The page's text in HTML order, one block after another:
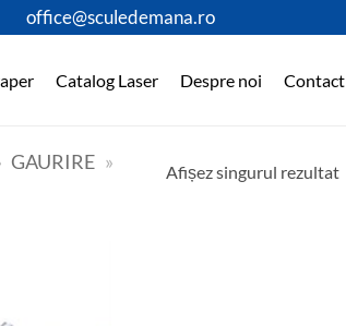
office@sculedemana.ro
Catalog Laser Despre noi Contact
GAURIRE »
Afișez singurul rezultat